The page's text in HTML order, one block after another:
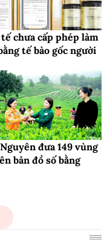
chưa cấp phép làm
tế bào gốc người
đưa 149 vùng
bản đồ số bằng